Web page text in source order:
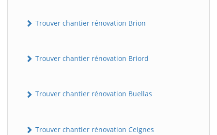
Trouver chantier rénovation Brion
Trouver chantier rénovation Briord
Trouver chantier rénovation Buellas
Trouver chantier rénovation Ceignes